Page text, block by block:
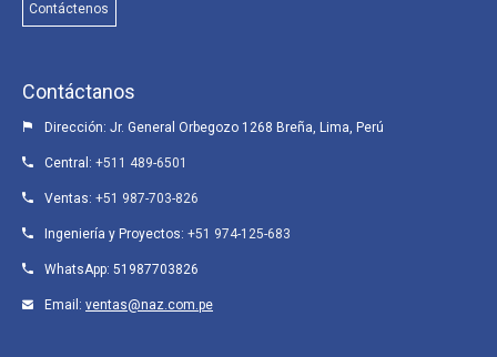
Contáctenos
Contáctanos
Dirección: Jr. General Orbegozo 1268 Breña, Lima, Perú
Central: +511 489-6501
Ventas: +51 987-703-826
Ingeniería y Proyectos: +51 974-125-683
WhatsApp: 51987703826
Email: ventas@naz.com.pe